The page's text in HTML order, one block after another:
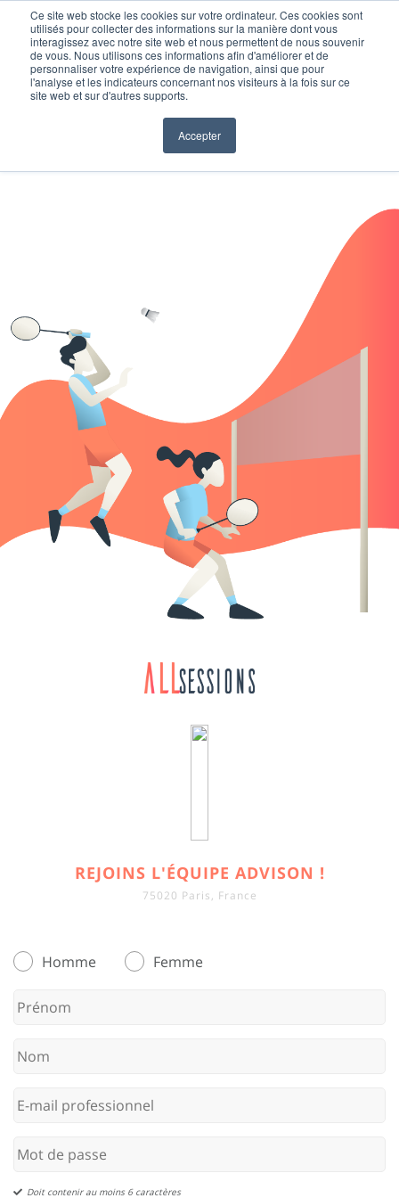
Ce site web stocke les cookies sur votre ordinateur. Ces cookies sont
utilisés pour collecter des informations sur la manière dont vous
interagissez avec notre site web et nous permettent de nous souvenir
de vous. Nous utilisons ces informations afin d'améliorer et de
personnaliser votre expérience de navigation, ainsi que pour
l'analyse et les indicateurs concernant nos visiteurs à la fois sur ce
site web et sur d'autres supports.
Accepter
REJOINS L'ÉQUIPE ADVISON !
75020 Paris, France
Homme Femme
Doit contenir au moins 6 caractères